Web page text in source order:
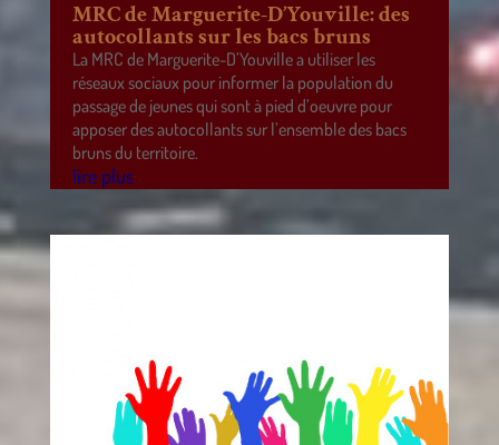
MRC de Marguerite-D’Youville: des
autocollants sur les bacs bruns
La MRC de Marguerite-D’Youville a utiliser les
réseaux sociaux pour informer la population du
passage de jeunes qui sont à pied d’oeuvre pour
apposer des autocollants sur l’ensemble des bacs
bruns du territoire.
lire plus